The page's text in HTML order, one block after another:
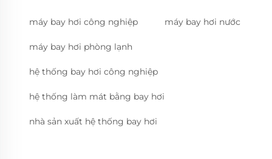
máy bay hơi công nghiệp máy bay hơi nước
máy bay hơi phòng lạnh
hệ thống bay hơi công nghiệp
hệ thống làm mát bằng bay hơi
nhà sản xuất hệ thống bay hơi